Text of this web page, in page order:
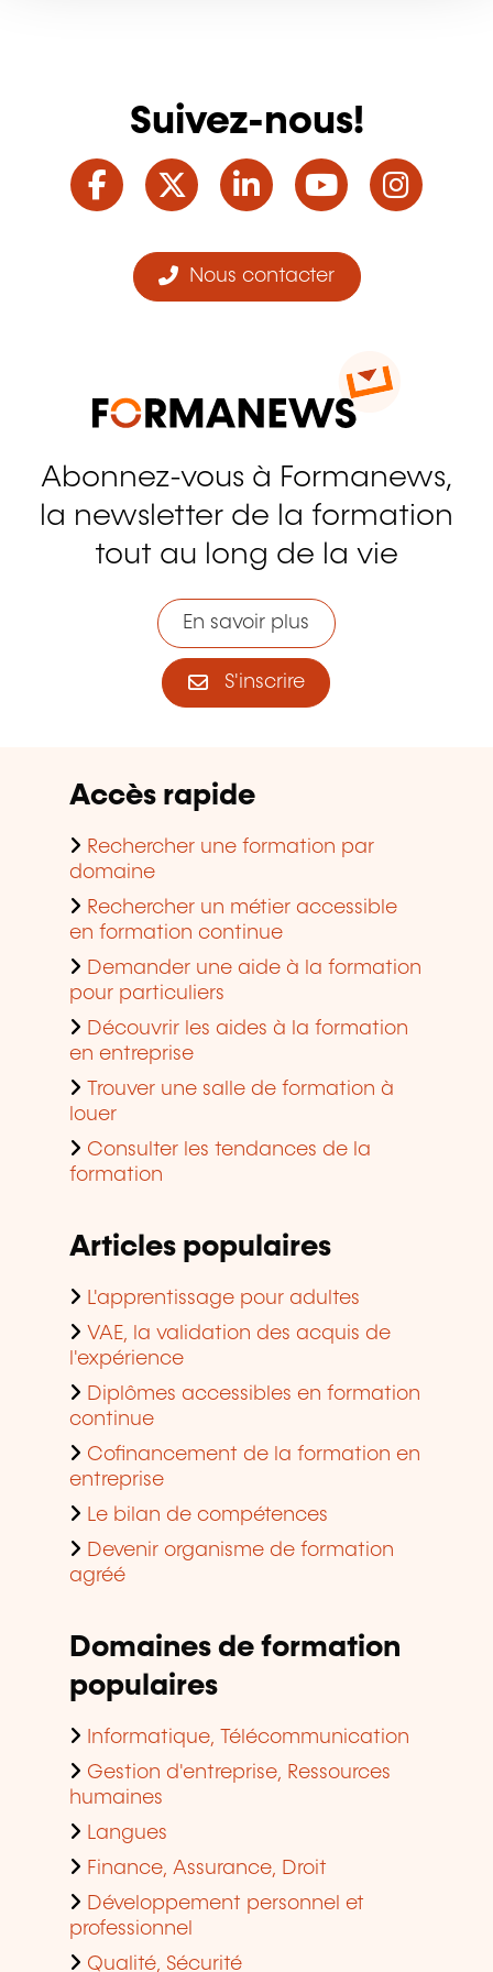
Suivez-nous!
Facebook
TwitterLinkedInYouTube
Nous contacter
Abonnez-vous à Formanews,
la newsletter de la formation
tout au long de la vie
En savoir plus
S'inscrire
Accès rapide
Rechercher une formation par
domaine
Rechercher un métier accessible
en formation continue
Demander une aide à la formation
pour particuliers
Découvrir les aides à la formation
en entreprise
Trouver une salle de formation à
louer
Consulter les tendances de la
formation
Articles populaires
L'apprentissage pour adultes
VAE, la validation des acquis de
l'expérience
Diplômes accessibles en formation
continue
Cofinancement de la formation en
entreprise
Le bilan de compétences
Devenir organisme de formation
agréé
Domaines de formation
populaires
Informatique, Télécommunication
Gestion d'entreprise, Ressources
humaines
Langues
Finance, Assurance, Droit
Développement personnel et
professionnel
Qualité, Sécurité